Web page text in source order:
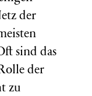
der
sind das
der
zu